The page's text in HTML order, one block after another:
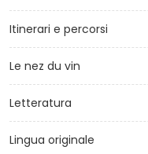
Itinerari e percorsi
Le nez du vin
Letteratura
Lingua originale